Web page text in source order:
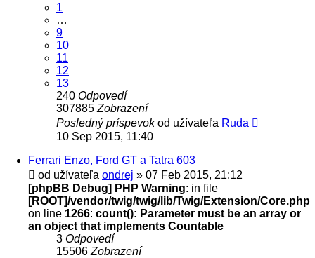
1
…
9
10
11
12
13
240 Odpovedí
307885 Zobrazení
Posledný príspevokod užívateľa Ruda
10 Sep 2015, 11:40
Ferrari Enzo, Ford GT a Tatra 603
od užívateľa ondrej » 07 Feb 2015, 21:12
[phpBB Debug] PHP Warning: in file
[ROOT]/vendor/twig/twig/lib/Twig/Extension/Core.php
on line 1266: count(): Parameter must be an array or
an object that implements Countable
3 Odpovedí
15506 Zobrazení